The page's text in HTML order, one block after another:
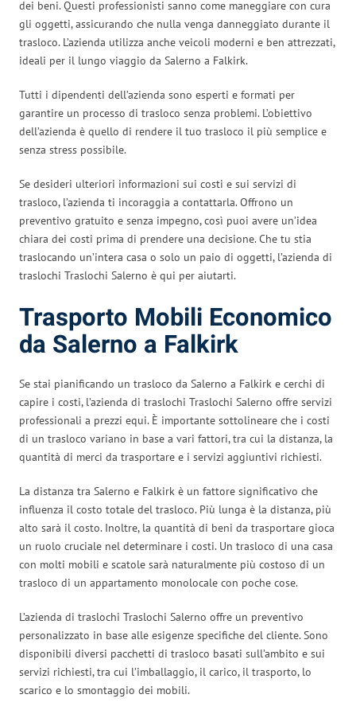
dei beni. Questi professionisti sanno come maneggiare con cura
gli oggetti, assicurando che nulla venga danneggiato durante il
trasloco. L’azienda utilizza anche veicoli moderni e ben attrezzati,
ideali per il lungo viaggio da Salerno a Falkirk.
Tutti i dipendenti dell’azienda sono esperti e formati per
garantire un processo di trasloco senza problemi. L’obiettivo
dell’azienda è quello di rendere il tuo trasloco il più semplice e
senza stress possibile.
Se desideri ulteriori informazioni sui costi e sui servizi di
trasloco, l’azienda ti incoraggia a contattarla. Offrono un
preventivo gratuito e senza impegno, così puoi avere un’idea
chiara dei costi prima di prendere una decisione. Che tu stia
traslocando un’intera casa o solo un paio di oggetti, l’azienda di
traslochi Traslochi Salerno è qui per aiutarti.
Trasporto Mobili Economico
da Salerno a Falkirk
Se stai pianificando un trasloco da Salerno a Falkirk e cerchi di
capire i costi, l’azienda di traslochi Traslochi Salerno offre servizi
professionali a prezzi equi. È importante sottolineare che i costi
di un trasloco variano in base a vari fattori, tra cui la distanza, la
quantità di merci da trasportare e i servizi aggiuntivi richiesti.
La distanza tra Salerno e Falkirk è un fattore significativo che
influenza il costo totale del trasloco. Più lunga è la distanza, più
alto sarà il costo. Inoltre, la quantità di beni da trasportare gioca
un ruolo cruciale nel determinare i costi. Un trasloco di una casa
con molti mobili e scatole sarà naturalmente più costoso di un
trasloco di un appartamento monolocale con poche cose.
L’azienda di traslochi Traslochi Salerno offre un preventivo
personalizzato in base alle esigenze specifiche del cliente. Sono
disponibili diversi pacchetti di trasloco basati sull’ambito e sui
servizi richiesti, tra cui l’imballaggio, il carico, il trasporto, lo
scarico e lo smontaggio dei mobili.